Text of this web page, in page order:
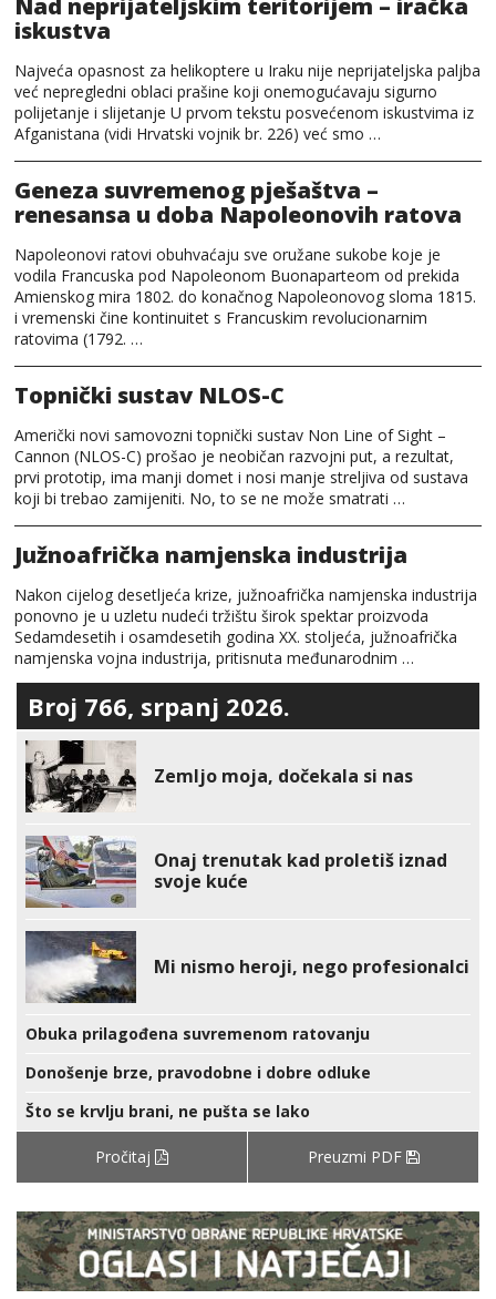
iskustva
Najveća opasnost za helikoptere u Iraku nije neprijateljska paljba
već nepregledni oblaci prašine koji onemogućavaju sigurno
polijetanje i slijetanje U prvom tekstu posvećenom iskustvima iz
Afganistana (vidi Hrvatski vojnik br. 226) već smo …
Geneza suvremenog pješaštva –
renesansa u doba Napoleonovih ratova
Napoleonovi ratovi obuhvaćaju sve oružane sukobe koje je
vodila Francuska pod Napoleonom Buonaparteom od prekida
Amienskog mira 1802. do konačnog Napoleonovog sloma 1815.
i vremenski čine kontinuitet s Francuskim revolucionarnim
ratovima (1792. …
Topnički sustav NLOS-C
Američki novi samovozni topnički sustav Non Line of Sight –
Cannon (NLOS-C) prošao je neobičan razvojni put, a rezultat,
prvi prototip, ima manji domet i nosi manje streljiva od sustava
koji bi trebao zamijeniti. No, to se ne može smatrati …
Južnoafrička namjenska industrija
Nakon cijelog desetljeća krize, južnoafrička namjenska industrija
ponovno je u uzletu nudeći tržištu širok spektar proizvoda
Sedamdesetih i osamdesetih godina XX. stoljeća, južnoafrička
namjenska vojna industrija, pritisnuta međunarodnim …
Broj 766, srpanj 2026.
Zemljo moja, dočekala si nas
Onaj trenutak kad proletiš iznad
svoje kuće
Mi nismo heroji, nego profesionalci
Obuka prilagođena suvremenom ratovanju
Donošenje brze, pravodobne i dobre odluke
Što se krvlju brani, ne pušta se lako
Pročitaj Preuzmi PDF